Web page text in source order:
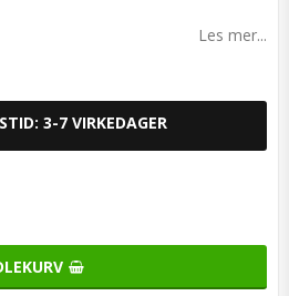
Les mer...
3-7 VIRKEDAGER